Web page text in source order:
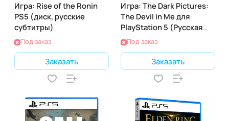
Игра: Rise of the Ronin
PS5 (диск, русские
субтитры)
Под заказ
Заказать
Игра: The Dark Pictures:
The Devil in Me для
PlayStation 5 (Русская
версия)
Под заказ
Заказать